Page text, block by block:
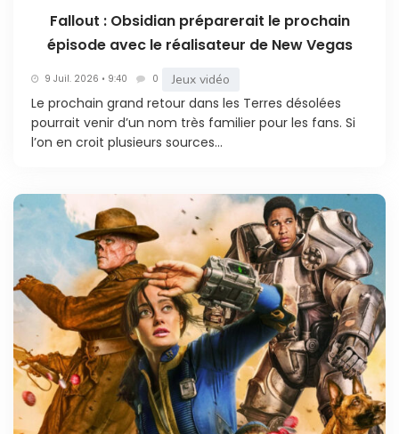
Fallout : Obsidian préparerait le prochain
épisode avec le réalisateur de New Vegas
9 Juil. 2026 • 9:40 0 Jeux vidéo
Le prochain grand retour dans les Terres désolées
pourrait venir d’un nom très familier pour les fans. Si
l’on en croit plusieurs sources...